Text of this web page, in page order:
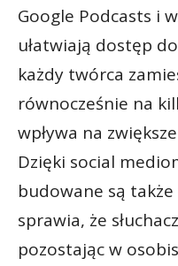
Google Podcasts i
ułatwiają dostęp
każdy twórca
równocześnie na
wpływa na
Dzięki social
budowane są także
sprawia, że
pozostając w